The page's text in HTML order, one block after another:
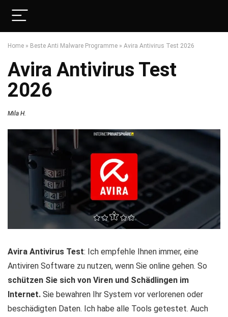
Home » Beste Anti Malware Programme » Avira Antivirus Test 2026
Avira Antivirus Test
2026
Mila H.
Avira Antivirus Test: Ich empfehle Ihnen immer, eine
Antiviren Software zu nutzen, wenn Sie online gehen. So
schützen Sie sich von Viren und Schädlingen im
Internet. Sie bewahren Ihr System vor verlorenen oder
beschädigten Daten. Ich habe alle Tools getestet. Auch